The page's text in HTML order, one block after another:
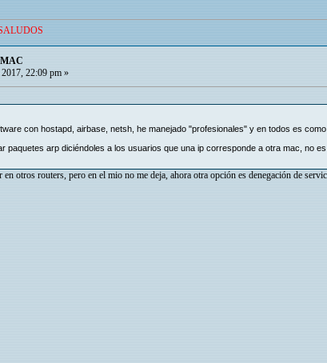
22:09 pm »
con hostapd, airbase, netsh, he manejado "profesionales" y en todos es como
paquetes arp diciéndoles a los usuarios que una ip corresponde a otra mac, no
en otros routers, pero en el mio no me deja, ahora otra opción es denegación de